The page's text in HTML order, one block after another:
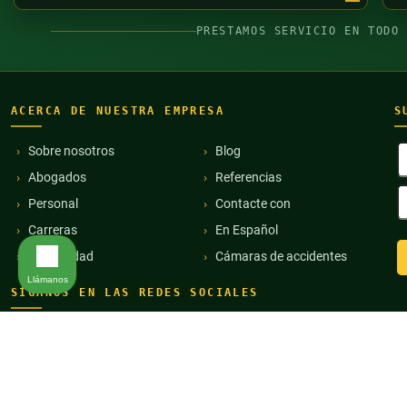
PRESTAMOS SERVICIO EN TODO
ACERCA DE NUESTRA EMPRESA
Sobre nosotros
Abogados
Personal
Carreras
Comunidad
Blog
Referencias
Contacte con
En Español
Cámaras de accidentes
SÍGANOS EN LAS REDES SOCIALES
Llámanos